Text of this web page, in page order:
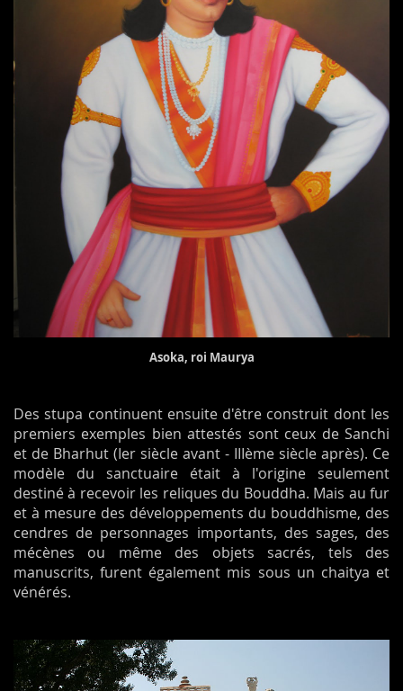
Asoka, roi Maurya
Des stupa continuent ensuite d'être construit dont les
premiers exemples bien attestés sont ceux de Sanchi
et de Bharhut (Ier siècle avant - IIIème siècle après). Ce
modèle du sanctuaire était à l'origine seulement
destiné à recevoir les reliques du Bouddha. Mais au fur
et à mesure des développements du bouddhisme, des
cendres de personnages importants, des sages, des
mécènes ou même des objets sacrés, tels des
manuscrits, furent également mis sous un chaitya et
vénérés.